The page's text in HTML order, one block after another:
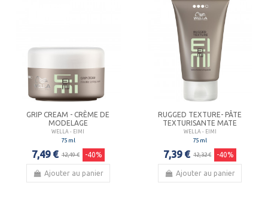
GRIP CREAM - CRÈME DE
MODELAGE
WELLA - EIMI
75 ml
7,49 € 12,49 € -40%
Ajouter au panier
RUGGED TEXTURE- PÂTE
TEXTURISANTE MATE
WELLA - EIMI
75 ml
7,39 € 12,32 € -40%
Ajouter au panier